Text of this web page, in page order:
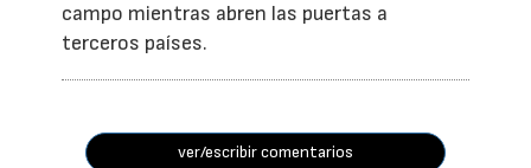
campo mientras abren las puertas a
terceros países.
ver/escribir comentarios